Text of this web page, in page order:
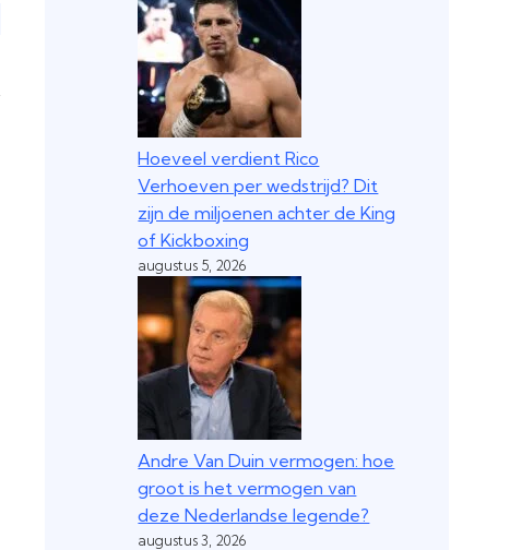
Hoeveel verdient Rico
Verhoeven per wedstrijd? Dit
zijn de miljoenen achter de King
of Kickboxing
augustus 5, 2026
Andre Van Duin vermogen: hoe
groot is het vermogen van
deze Nederlandse legende?
augustus 3, 2026